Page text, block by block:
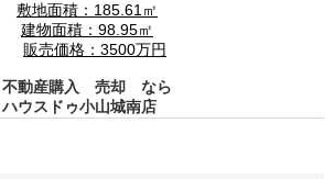
敷地面積：185.61㎡
建物面積：98.95㎡
販売価格：3500万円
不動産購入 売却 なら
ハウスドゥ小山城南店